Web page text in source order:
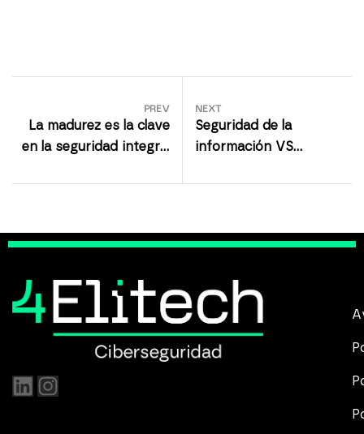
PREV
La madurez es la clave
en la seguridad integral
NEXT
Seguridad de la
información VS